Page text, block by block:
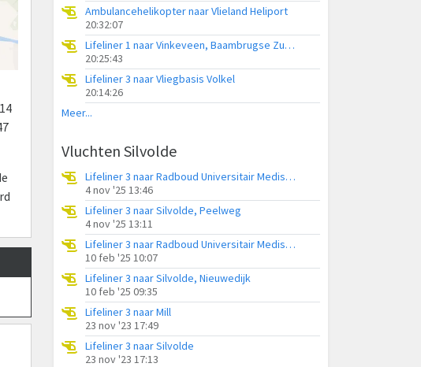
Ambulancehelikopter naar Vlieland Heliport
20:32:07
Lifeliner 1 naar Vinkeveen, Baambrugse Zuwe
20:25:43
Lifeliner 3 naar Vliegbasis Volkel
20:14:26
Meer...
Vluchten Silvolde
Lifeliner 3 naar Radboud Universitair Medisch Centrum, Slingerparallel
4 nov '25 13:46
Lifeliner 3 naar Silvolde, Peelweg
4 nov '25 13:11
Lifeliner 3 naar Radboud Universitair Medisch Centrum, Terborgseweg
10 feb '25 10:07
Lifeliner 3 naar Silvolde, Nieuwedijk
10 feb '25 09:35
Lifeliner 3 naar Mill
23 nov '23 17:49
Lifeliner 3 naar Silvolde
23 nov '23 17:13